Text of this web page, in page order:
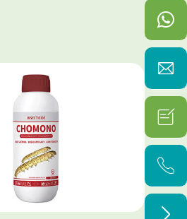



